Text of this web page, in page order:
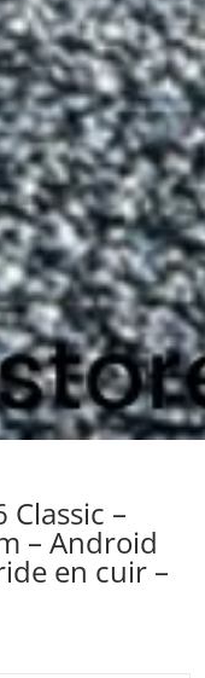
Classic –
– Android
en cuir –